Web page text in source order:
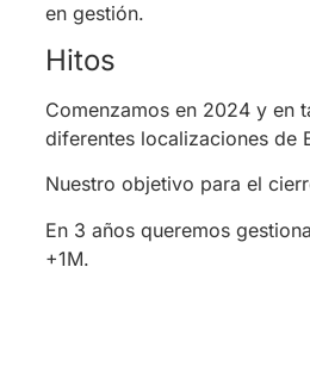
en gestión.
Hitos
Comenzamos en 2024 y en
diferentes localizaciones de
Nuestro objetivo para el
En 3 años queremos
+1M.